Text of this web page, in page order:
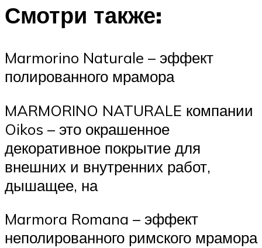
Смотри также:
Marmorino Naturale – эффект
полированного мрамора
MARMORINO NATURALE компании
Oikos – это окрашенное
декоративное покрытие для
внешних и внутренних работ,
дышащее, на
Marmora Romana – эффект
неполированного римского мрамора